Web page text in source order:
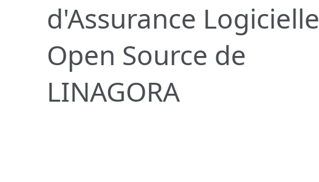
d'Assurance Logicielle
Open Source de
LINAGORA